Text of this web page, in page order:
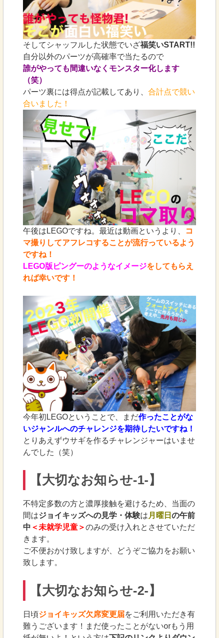
そしてシャッフルした状態でいざ福笑いSTART!!
自分以外のパーツが高確率で当たるので
誰がやっても間違いなくモンスター化します
（笑）
パーツ裏には得点が記載してあり、 合計点で競い
合いました！
午後はLEGOですね。最近は動画というより、
コ
マ撮りしてアフレコすることが流行っているよう
ですね！
LEGO版ピングーのようなイメージをしてもらえ
れば幸いです！
今年初LEGOということで、まだ作ったことがな
いジャンルへのチャレンジを期待したいですね！
とりあえずウサギを作るチャレンジャーはいませ
んでした（笑）
【大切なお知らせ-1-】
不特定多数の方と濃厚接触を避けるため、当面の
間はジョイキッズへの見学・体験は 月曜日 の午前
中 ＜未就学児童＞のみの受け入れとさせていただ
きます。
ご不便おかけ致しますが、どうぞご協力をお願い
致します。
【大切なお知らせ-2-】
日頃ジョイキッズ欠席変更届をご利用いただき有
難うございます！まだ使ったことがないorもう用